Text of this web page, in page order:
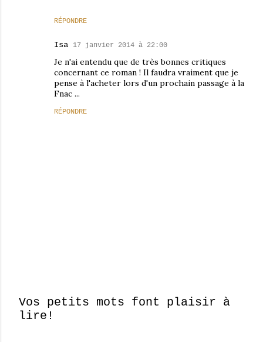
RÉPONDRE
Isa 17 janvier 2014 à 22:00
Je n'ai entendu que de très bonnes critiques
concernant ce roman ! Il faudra vraiment que je
pense à l'acheter lors d'un prochain passage à la
Fnac ...
RÉPONDRE
E
Vos petits mots font plaisir à
lire!